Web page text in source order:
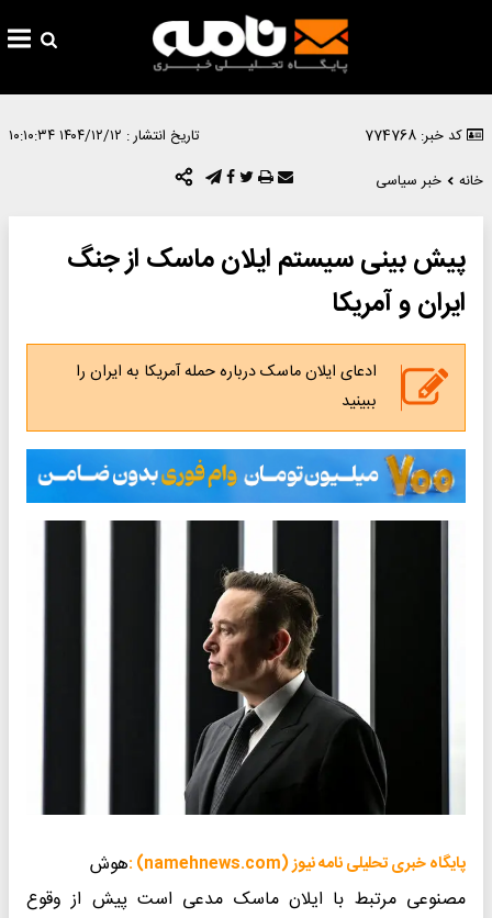
کد خبر: 774768 تاریخ انتشار : ۱۴۰۴/۱۲/۱۲ ۱۰:۱۰:۳۴
خانه
خبر سیاسی
پیش بینی سیستم ایلان ماسک از جنگ
ایران و آمریکا
ادعای ایلان ماسک درباره حمله آمریکا به ایران را
ببینید
پایگاه خبری تحلیلی نامه نیوز (namehnews.com) :
هوش
مصنوعی مرتبط با ایلان ماسک مدعی است پیش از وقوع